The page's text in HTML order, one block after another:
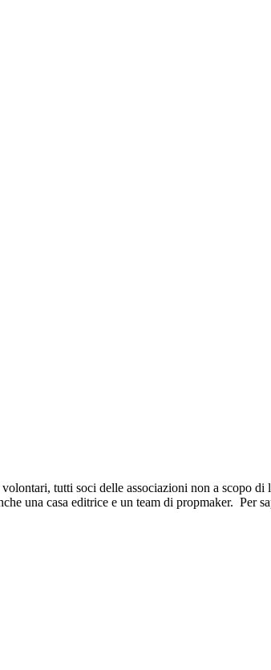
tutti soci delle associazioni non a
una casa editrice e un team di propmaker. Per